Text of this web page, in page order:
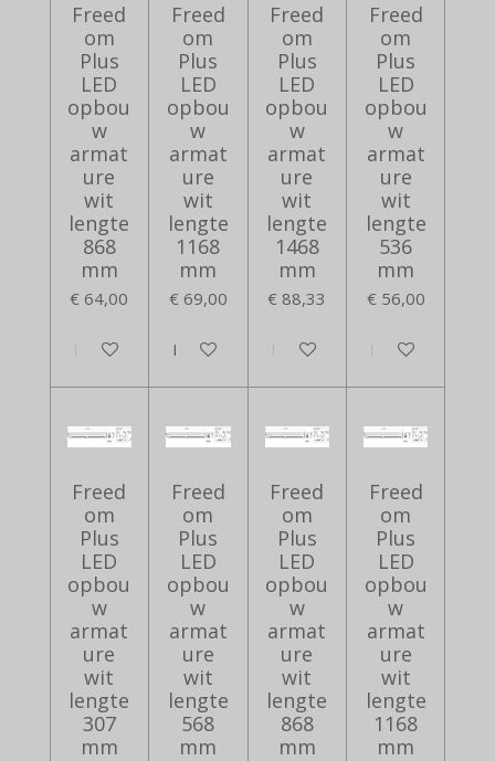
Freed
om
Plus
LED
opbou
w
armat
ure
wit
lengte
868
mm
€ 64,00
In winkelwagen
Freed
om
Plus
LED
opbou
w
armat
ure
wit
lengte
1168
mm
€ 69,00
In winkelwagen
Freed
om
Plus
LED
opbou
w
armat
ure
wit
lengte
1468
mm
€ 88,33
In winkelwagen
Freed
om
Plus
LED
opbou
w
armat
ure
wit
lengte
536
mm
€ 56,00
In winkelwagen
Freed
om
Plus
LED
opbou
w
armat
ure
wit
lengte
307
mm
Freed
om
Plus
LED
opbou
w
armat
ure
wit
lengte
568
mm
Freed
om
Plus
LED
opbou
w
armat
ure
wit
lengte
868
mm
Freed
om
Plus
LED
opbou
w
armat
ure
wit
lengte
1168
mm